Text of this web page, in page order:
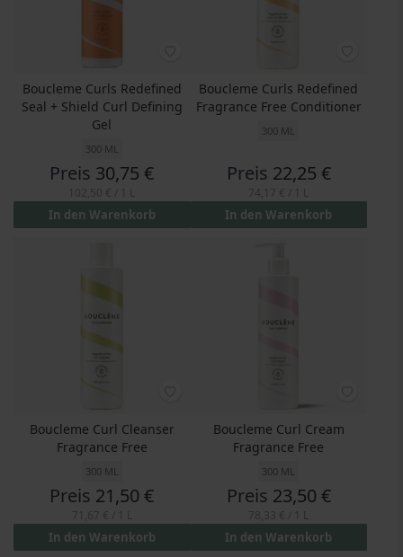
Boucleme Curls Redefined
Seal + Shield Curl Defining
Gel
300 ML
Preis 30,75 €
In den Warenkorb
Boucleme Curls Redefined
Fragrance Free Conditioner
300 ML
Preis 22,25 €
In den Warenkorb
Boucleme Curl Cleanser
Fragrance Free
300 ML
Preis 21,50 €
In den Warenkorb
Boucleme Curl Cream
Fragrance Free
300 ML
Preis 23,50 €
In den Warenkorb